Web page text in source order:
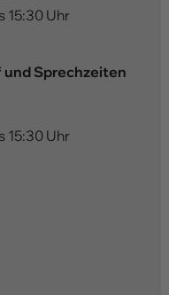
15:30 Uhr
Sprechzeiten
15:30 Uhr